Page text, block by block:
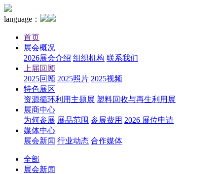
language：
首页
展会概况
2026展会介绍 组织机构 联系我们
上届回顾
2025回顾 2025照片 2025视频
特色展区
资源循环利用主题展 塑料回收与再生利用展
展商中心
为何参展 展品范围 参展费用 2026 展位申请
媒体中心
展会新闻 行业动态 合作媒体
全部
展会新闻